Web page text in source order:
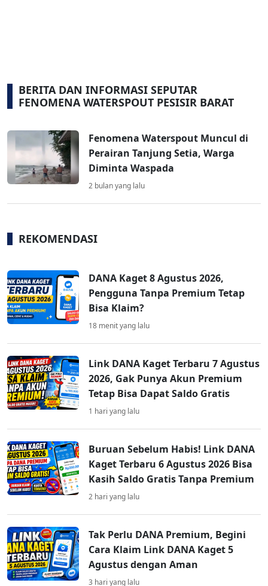
BERITA DAN INFORMASI SEPUTAR
FENOMENA WATERSPOUT PESISIR BARAT
Fenomena Waterspout Muncul di
Perairan Tanjung Setia, Warga
Diminta Waspada
2 bulan yang lalu
REKOMENDASI
DANA Kaget 8 Agustus 2026,
Pengguna Tanpa Premium Tetap
Bisa Klaim?
18 menit yang lalu
Link DANA Kaget Terbaru 7 Agustus
2026, Gak Punya Akun Premium
Tetap Bisa Dapat Saldo Gratis
1 hari yang lalu
Buruan Sebelum Habis! Link DANA
Kaget Terbaru 6 Agustus 2026 Bisa
Kasih Saldo Gratis Tanpa Premium
2 hari yang lalu
Tak Perlu DANA Premium, Begini
Cara Klaim Link DANA Kaget 5
Agustus dengan Aman
3 hari yang lalu